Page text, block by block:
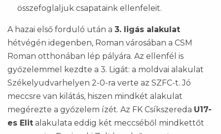
összefoglaljuk csapataink ellenfeleit.
A hazai első forduló után a 3. ligás alakulat
hétvégén idegenben, Roman városában a CSM
Roman otthonában lép pályára. Az ellenfél is
győzelemmel kezdte a 3. Ligát: a moldvai alakulat
Székelyudvarhelyen 2-0-ra verte az SZFC-t. Jó
meccsre van kilátás, hiszen mindkét alakulat
megérezte a győzelem ízét. Az FK Csíkszereda U17-
es Elit alakulata eddig két meccséből mindkettőt